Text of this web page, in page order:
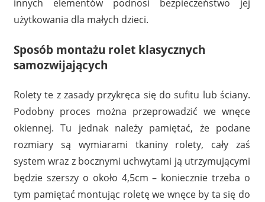
innych elementów podnosi bezpieczeństwo jej
użytkowania dla małych dzieci.
Sposób montażu rolet klasycznych
samozwijających
Rolety te z zasady przykręca się do sufitu lub ściany.
Podobny proces można przeprowadzić we wnęce
okiennej. Tu jednak należy pamiętać, że podane
rozmiary są wymiarami tkaniny rolety, cały zaś
system wraz z bocznymi uchwytami ją utrzymującymi
będzie szerszy o około 4,5cm – koniecznie trzeba o
tym pamiętać montując roletę we wnęce by ta się do